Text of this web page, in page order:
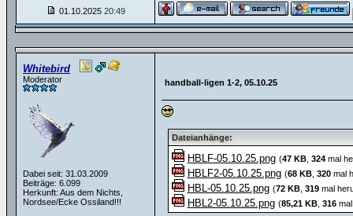
01.10.2025 20:49
Whitebird
Moderator
Dabei seit: 31.03.2009
Beiträge: 6.099
Herkunft: Aus dem Nichts,
Nordsee/Ecke Ossiland!!!
handball-ligen 1-2, 05.10.25
Dateianhänge:
HBLF-05.10.25.png (47 KB, 324mal
HBLF2-05.10.25.png (68 KB, 320mal
HBL-05.10.25.png (72 KB, 319mal
HBL2-05.10.25.png (85,21 KB, 316mal